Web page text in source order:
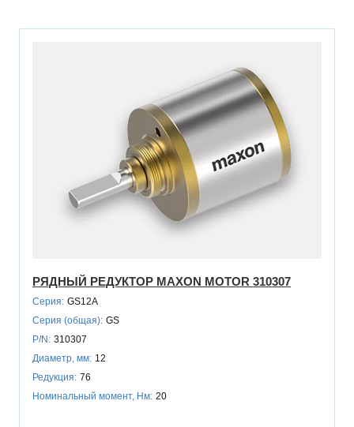
РЯДНЫЙ РЕДУКТОР MAXON MOTOR 310307
Серия: GS12A
Серия (общая): GS
P/N: 310307
Диаметр, мм: 12
Редукция: 76
Номинальный момент, Нм: 20